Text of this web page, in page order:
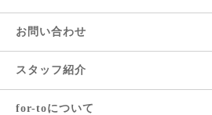
お問い合わせ
スタッフ紹介
for-toについて